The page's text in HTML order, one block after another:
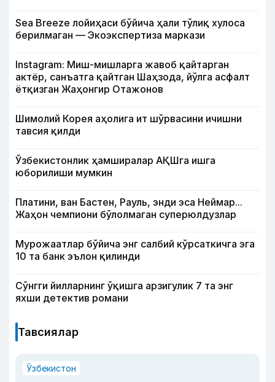
Sea Breeze лойиҳаси бўйича ҳали тўлиқ хулоса
берилмаган — Экоэкспертиза маркази
Instagram: Миш-мишларга жавоб қайтарган
актёр, санъатга қайтган Шаҳзода, йўлга асфалт
ётқизган Жаҳонгир Отажонов
Шимолий Корея аҳолига ит шўрвасини ичишни
тавсия қилди
Ўзбекистонлик ҳамширалар АҚШга ишга
юборилиши мумкин
Платини, ван Бастен, Рауль, энди эса Неймар...
Жаҳон чемпиони бўлолмаган суперюлдузлар
Мурожаатлар бўйича энг салбий кўрсаткичга эга
10 та банк эълон қилинди
Сўнгги йилларнинг ўқишга арзигулик 7 та энг
яхши детектив романи
Тавсиялар
Ўзбекистон